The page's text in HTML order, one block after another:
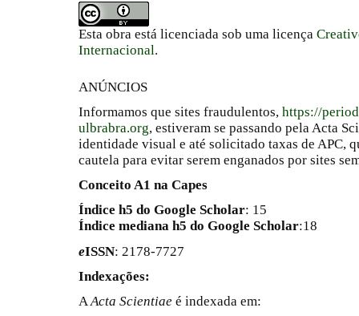
Esta obra está licenciada sob uma licença
Internacional.
ANÚNCIOS
Informamos que sites fraudulentos, https://
ulbrabra.org, estiveram se passando pela Acta
identidade visual e até solicitado taxas de APC,
cautela para evitar serem enganados por sites
Conceito A1 na Capes
Índice h5 do Google Scholar: 15
Índice mediana h5 do Google Scholar:18
eISSN: 2178-7727
Indexações:
AActa Scientiae é indexada em: